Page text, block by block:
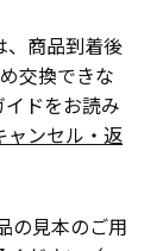
商品到着後
交換できな
ドをお読み
ャンセル・返
の見本のご用